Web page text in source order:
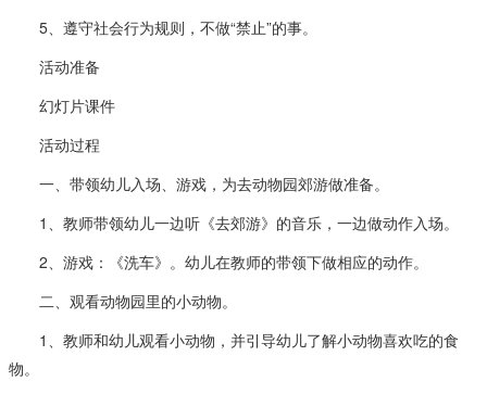
5、遵守社会行为规则，不做“禁止”的事。
活动准备
幻灯片课件
活动过程
一、带领幼儿入场、游戏，为去动物园郊游做准备。
1、教师带领幼儿一边听《去郊游》的音乐，一边做动作入场。
2、游戏：《洗车》。幼儿在教师的带领下做相应的动作。
二、观看动物园里的小动物。
1、教师和幼儿观看小动物，并引导幼儿了解小动物喜欢吃的食
物。